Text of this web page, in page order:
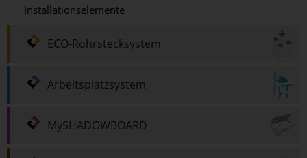
Installationselemente
ECO-Rohrstecksystem
Arbeitsplatzsystem
MySHADOWBOARD